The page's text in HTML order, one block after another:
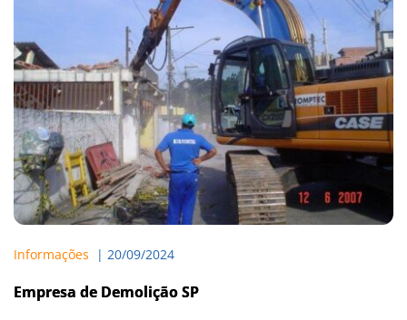
Informações
  |
20/09/2024
Empresa de Demolição SP